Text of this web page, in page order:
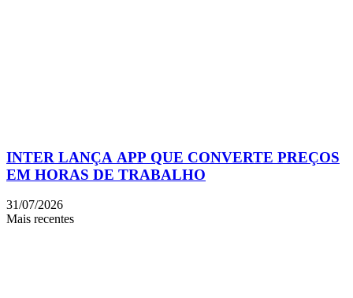
INTER LANÇA APP QUE CONVERTE PREÇOS
EM HORAS DE TRABALHO
31/07/2026
Mais recentes